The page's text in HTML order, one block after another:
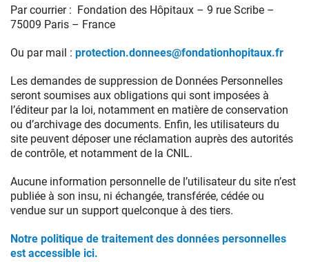
Par courrier : Fondation des Hôpitaux – 9 rue Scribe –
75009 Paris – France
Ou par mail : protection.donnees@fondationhopitaux.fr
Les demandes de suppression de Données Personnelles
seront soumises aux obligations qui sont imposées à
l’éditeur par la loi, notamment en matière de conservation
ou d’archivage des documents. Enfin, les utilisateurs du
site peuvent déposer une réclamation auprès des autorités
de contrôle, et notamment de la CNIL.
Aucune information personnelle de l’utilisateur du site n’est
publiée à son insu, ni échangée, transférée, cédée ou
vendue sur un support quelconque à des tiers.
Notre politique de traitement des données personnelles
est accessible ici.